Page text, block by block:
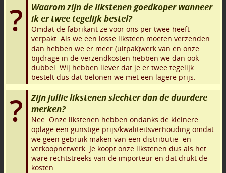
Waarom zijn de likstenen goedkoper wanneer
ik er twee tegelijk bestel?
Omdat de fabrikant ze voor ons per twee heeft
verpakt. Als we een losse liksteen moeten verzenden
dan hebben we er meer (uitpak)werk van en onze
bijdrage in de verzendkosten hebben we dan ook
dubbel. Wij hebben liever dat je er twee tegelijk
bestelt dus dat belonen we met een lagere prijs.
Zijn jullie likstenen slechter dan de duurdere
merken?
Nee. Onze likstenen hebben ondanks de kleinere
oplage een gunstige prijs/kwaliteitsverhouding omdat
we geen gebruik maken van een distributie- en
verkoopnetwerk. Je koopt onze likstenen dus als het
ware rechtstreeks van de importeur en dat drukt de
kosten.